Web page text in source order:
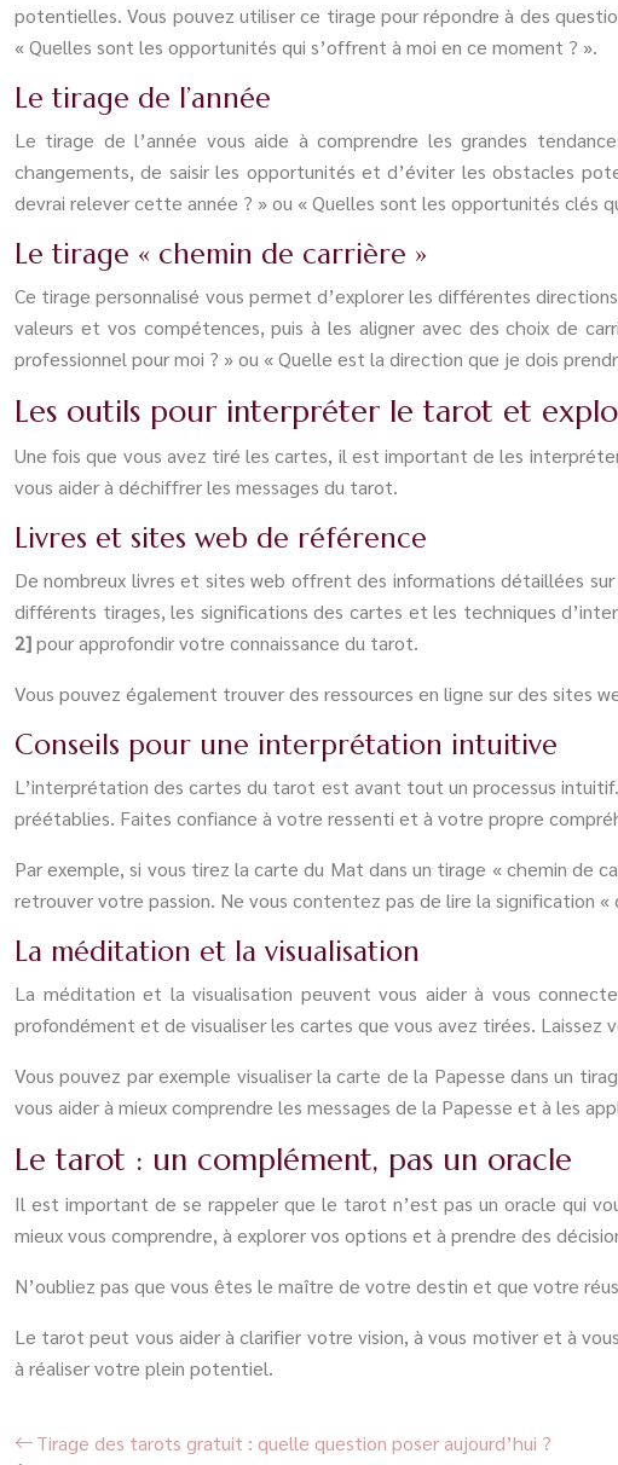
potentielles. Vous pouvez utiliser ce tirage pour répondre à des
« Quelles sont les opportunités qui s’offrent à moi en ce moment ? ».
Le tirage de l’année
Le tirage de l’année vous aide à comprendre les grandes
changements, de saisir les opportunités et d’éviter les obstacles
devrai relever cette année ? » ou « Quelles sont les opportunités clés
Le tirage « chemin de carrière »
Ce tirage personnalisé vous permet d’explorer les différentes
valeurs et vos compétences, puis à les aligner avec des choix de
professionnel pour moi ? » ou « Quelle est la direction que je dois
Les outils pour interpréter le tarot et
Une fois que vous avez tiré les cartes, il est important de les
vous aider à déchiffrer les messages du tarot.
Livres et sites web de référence
De nombreux livres et sites web offrent des informations détaillées
différents tirages, les significations des cartes et les techniques
2]pour approfondir votre connaissance du tarot.
Vous pouvez également trouver des ressources en ligne sur des sites
Conseils pour une interprétation intuitive
L’interprétation des cartes du tarot est avant tout un processus
préétablies. Faites confiance à votre ressenti et à votre propre
Par exemple, si vous tirez la carte du Mat dans un tirage « chemin de
retrouver votre passion. Ne vous contentez pas de lire la signification
La méditation et la visualisation
La méditation et la visualisation peuvent vous aider à vous
profondément et de visualiser les cartes que vous avez tirées.
Vous pouvez par exemple visualiser la carte de la Papesse dans un
vous aider à mieux comprendre les messages de la Papesse et à les
Le tarot : un complément, pas un oracle
Il est important de se rappeler que le tarot n’est pas un oracle qui
mieux vous comprendre, à explorer vos options et à prendre des
N’oubliez pas que vous êtes le maître de votre destin et que votre
Le tarot peut vous aider à clarifier votre vision, à vous motiver et à
à réaliser votre plein potentiel.
Tirage des tarots gratuit : quelle question poser aujourd’hui ?